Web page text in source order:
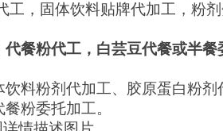
工，固体饮料贴牌代加工，粉
代餐粉代工，白芸豆代餐或半餐
饮料粉剂代加工、胶原蛋白粉
粉委托加工。